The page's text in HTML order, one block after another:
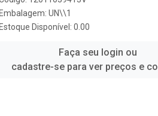
Embalagem: UN\\1
Estoque Disponível: 0.00
Faça seu login ou
cadastre-se para ver preços e